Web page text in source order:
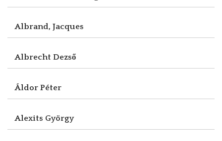
Albrand, Jacques
Albrecht Dezső
Áldor Péter
Alexits György